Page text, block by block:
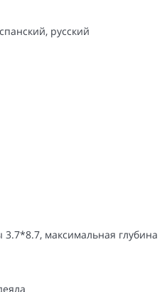
русский
3.7*8.7, максимальная глубина